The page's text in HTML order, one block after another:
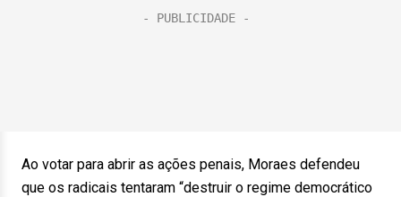
Ao votar para abrir as ações penais, Moraes defendeu
que os radicais tentaram “destruir o regime democrático